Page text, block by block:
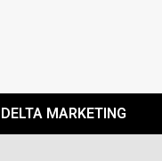
DELTA MARKETING